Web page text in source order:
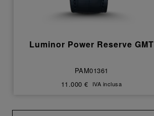
Luminor Power Reserve GMT
PAM01361
11.000 €
IVA inclusa